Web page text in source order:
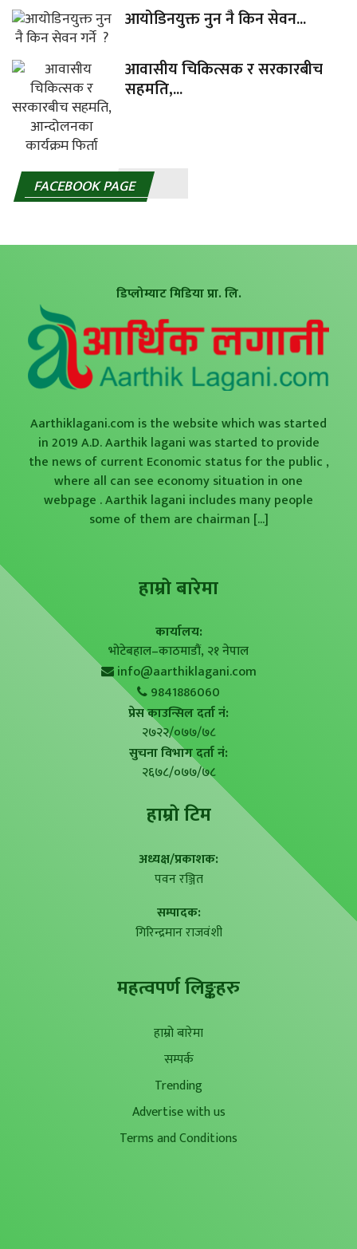
आयोडिनयुक्त नुन नै किन सेवन...
आवासीय चिकित्सक र सरकारबीच
सहमति,...
FACEBOOK PAGE
डिप्लोम्याट मिडिया प्रा. लि.
Aarthiklagani.com is the website which was started
in 2019 A.D. Aarthik lagani was started to provide
the news of current Economic status for the public ,
where all can see economy situation in one
webpage . Aarthik lagani includes many people
some of them are chairman [...]
हाम्राे बारेमा
कार्यालय:
भोटेबहाल–काठमाडौं, २१ नेपाल
info@aarthiklagani.com
9841886060
प्रेस काउन्सिल दर्ता नं:
२७२२/०७७/७८
सुचना विभाग दर्ता नं:
२६७८/०७७/७८
हाम्राे टिम
अध्यक्ष/प्रकाशक:
पवन रञ्जित
सम्पादक:
गिरिन्द्रमान राजवंशी
महत्वपर्ण लिङ्कहरु
हाम्रो बारेमा
सम्पर्क
Trending
Advertise with us
Terms and Conditions